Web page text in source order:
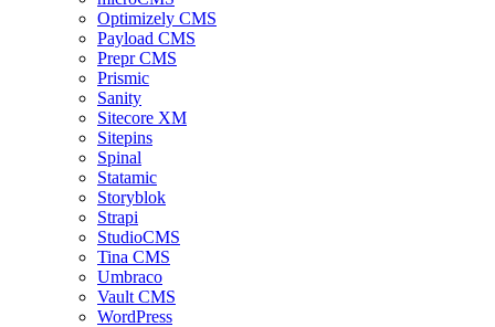
Optimizely CMS
Payload CMS
Prepr CMS
Prismic
Sanity
Sitecore XM
Sitepins
Spinal
Statamic
Storyblok
Strapi
StudioCMS
Tina CMS
Umbraco
Vault CMS
WordPress